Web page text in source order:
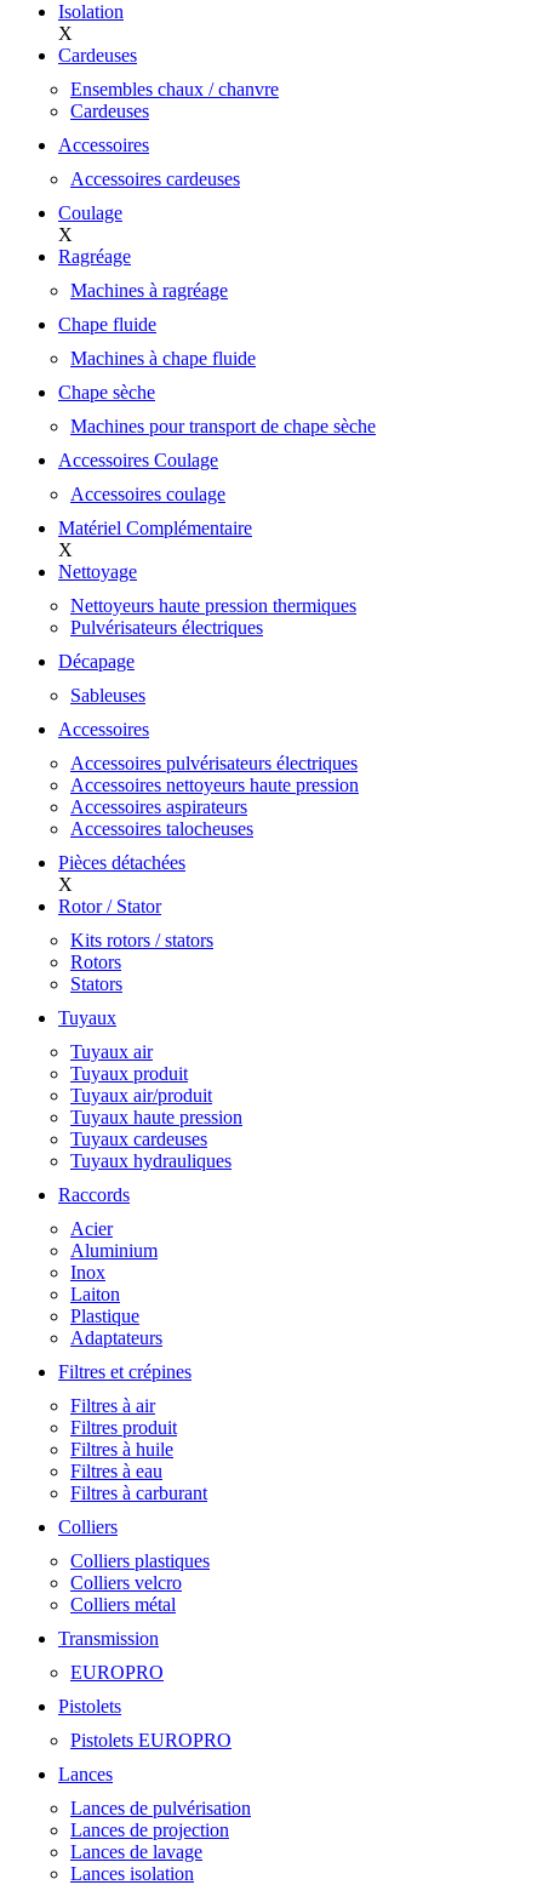
Isolation
X
Cardeuses
Ensembles chaux / chanvre
Cardeuses
Accessoires
Accessoires cardeuses
Coulage
X
Ragréage
Machines à ragréage
Chape fluide
Machines à chape fluide
Chape sèche
Machines pour transport de chape sèche
Accessoires Coulage
Accessoires coulage
Matériel Complémentaire
X
Nettoyage
Nettoyeurs haute pression thermiques
Pulvérisateurs électriques
Décapage
Sableuses
Accessoires
Accessoires pulvérisateurs électriques
Accessoires nettoyeurs haute pression
Accessoires aspirateurs
Accessoires talocheuses
Pièces détachées
X
Rotor / Stator
Kits rotors / stators
Rotors
Stators
Tuyaux
Tuyaux air
Tuyaux produit
Tuyaux air/produit
Tuyaux haute pression
Tuyaux cardeuses
Tuyaux hydrauliques
Raccords
Acier
Aluminium
Inox
Laiton
Plastique
Adaptateurs
Filtres et crépines
Filtres à air
Filtres produit
Filtres à huile
Filtres à eau
Filtres à carburant
Colliers
Colliers plastiques
Colliers velcro
Colliers métal
Transmission
EUROPRO
Pistolets
Pistolets EUROPRO
Lances
Lances de pulvérisation
Lances de projection
Lances de lavage
Lances isolation